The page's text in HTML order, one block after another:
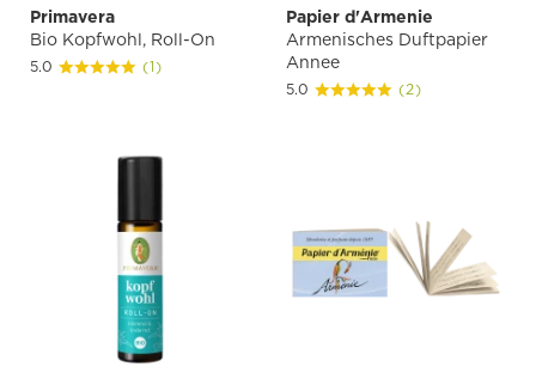
Primavera
Bio Kopfwohl, Roll-On
5.0 (1)
Papier d'Armenie
Armenisches Duftpapier
Annee
5.0 (2)